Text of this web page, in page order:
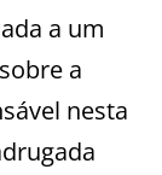
a um
a
nesta